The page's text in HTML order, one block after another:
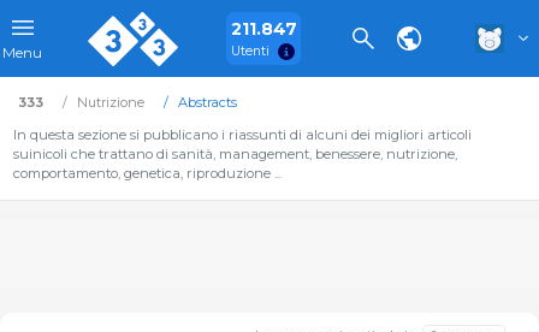
Menu
211.847
Utenti
333 Nutrizione
Abstracts
In questa sezione si pubblicano i riassunti di alcuni dei migliori articoli
suinicoli che trattano di sanità, management, benessere, nutrizione,
comportamento, genetica, riproduzione ...